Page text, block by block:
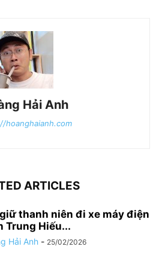
Hải Anh
hoanghaianh.com
ARTICLES
thanh niên đi xe máy điện
Trung Hiếu...
Hải Anh - 25/02/2026